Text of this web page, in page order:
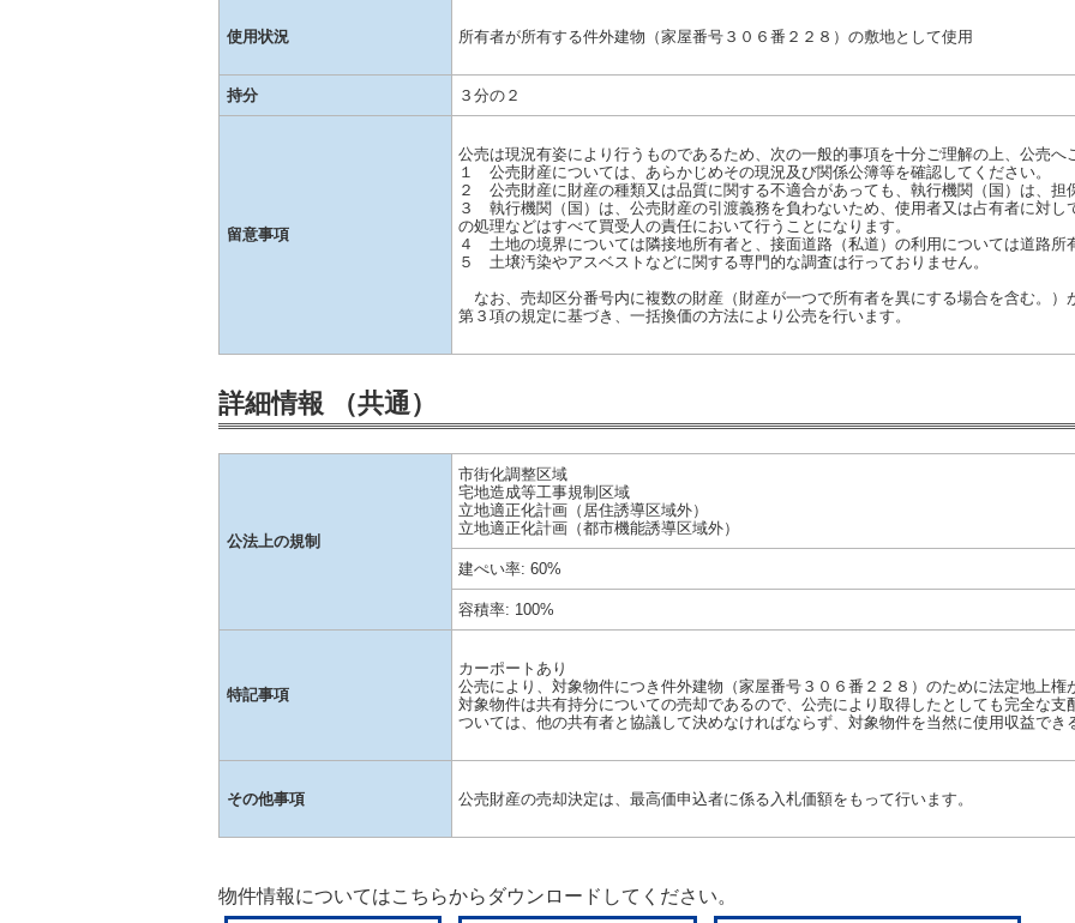
使用状況 所有者が所有する件外建物（家屋番号３０６番２２８）の敷地として使用
持分 ３分の２
留意事項
公売は現況有姿により行うものであるため、次の一般的事項を十分ご理解の上、公売へ
１ 公売財産については、あらかじめその現況及び関係公簿等を確認してください。
２ 公売財産に財産の種類又は品質に関する不適合があっても、執行機関（国）は、担
３ 執行機関（国）は、公売財産の引渡義務を負わないため、使用者又は占有者に対し
の処理などはすべて買受人の責任において行うことになります。
４ 土地の境界については隣接地所有者と、接面道路（私道）の利用については道路所
５ 土壌汚染やアスベストなどに関する専門的な調査は行っておりません。
なお、売却区分番号内に複数の財産（財産が一つで所有者を異にする場合を含む。）
第３項の規定に基づき、一括換価の方法により公売を行います。
詳細情報 （共通）
公法上の規制
市街化調整区域
宅地造成等工事規制区域
立地適正化計画（居住誘導区域外）
立地適正化計画（都市機能誘導区域外）
建ぺい率: 60%
容積率: 100%
特記事項
カーポートあり
公売により、対象物件につき件外建物（家屋番号３０６番２２８）のために法定地上権
対象物件は共有持分についての売却であるので、公売により取得したとしても完全な
ついては、他の共有者と協議して決めなければならず、対象物件を当然に使用収益でき
その他事項 公売財産の売却決定は、最高価申込者に係る入札価額をもって行います。
物件情報についてはこちらからダウンロードしてください。